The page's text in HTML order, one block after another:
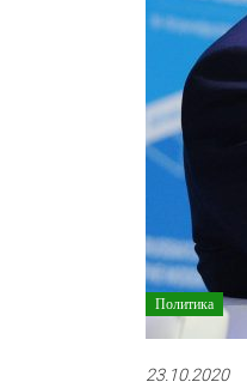
Политика
23.10.2020